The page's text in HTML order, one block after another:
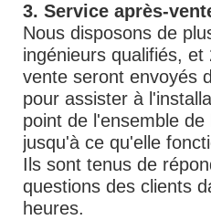
3. Service après-
Nous disposons de
ingénieurs qualifiés,
vente seront envoyés
pour assister à
point de l'ensemble
jusqu'à ce qu'elle
Ils sont tenus de
questions des clients
heures.